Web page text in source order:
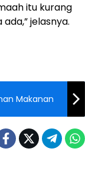
itu kurang
jelasnya.
Makanan